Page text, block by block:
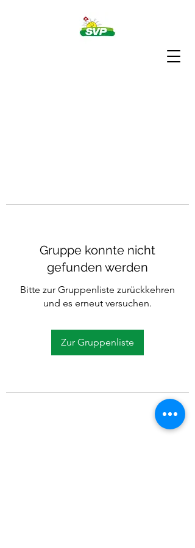
Gruppe konnte nicht
gefunden werden
Bitte zur Gruppenliste zurückkehren
und es erneut versuchen.
Zur Gruppenliste